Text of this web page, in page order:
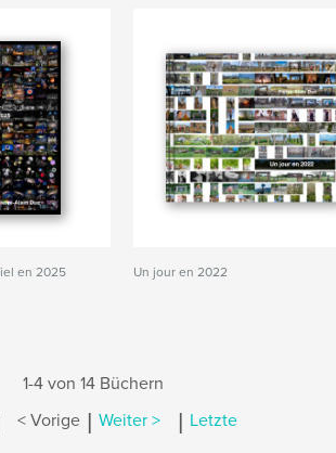
en 2025 Un jour en 2022
1-4 von 14 Büchern
< Vorige | Weiter > | Letzte